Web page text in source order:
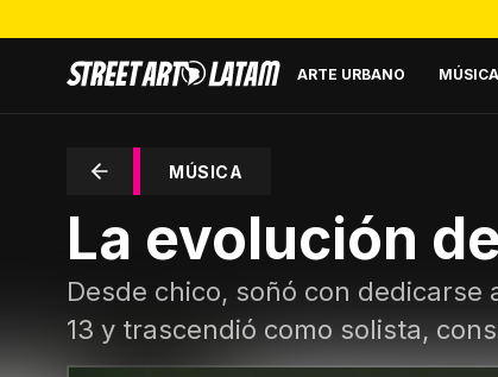
ARTE URBANO MÚSICA
MÚSICA
La evolución
Desde chico, soñó con
13 y trascendió como solista,